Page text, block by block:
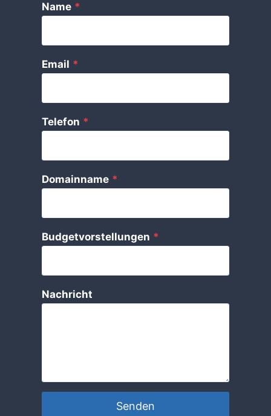
Name *
Email *
Telefon *
Domainname *
Budgetvorstellungen *
Nachricht
Senden